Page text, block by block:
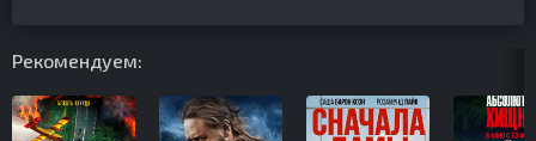
Рекомендуем: